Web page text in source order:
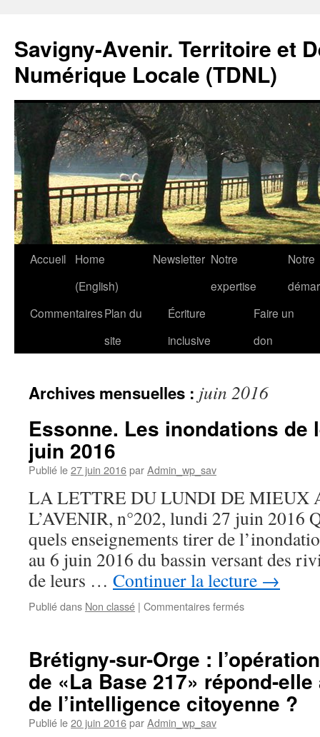
Savigny-Avenir. Territoire et
Numérique Locale (TDNL)
Aller
contenu
Accueil
Home
(English)
Newsletter Notre
expertise
Notre
CommentairesPlan du
site
Écriture
inclusive
Faire un
don
Archives mensuelles : juin 2016
Essonne. Les inondations de
juin 2016
Publié le27 juin 2016parAdmin_wp_sav
LA LETTRE DU LUNDI DE MIEUX
L’AVENIR, n°202, lundi 27 juin 2016
quels enseignements tirer de
au 6 juin 2016 du bassin versant des
de leurs … Continuer la lecture →
Publié dans Non classé | Commentaires ferméssur
de
le
rivière
Orge
Brétigny-sur-Orge :
de «La Base 217» répond-
de l’intelligence citoyenne ?
Publié le20 juin 2016parAdmin_wp_sav